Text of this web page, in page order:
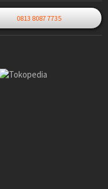
0813 8087 7735